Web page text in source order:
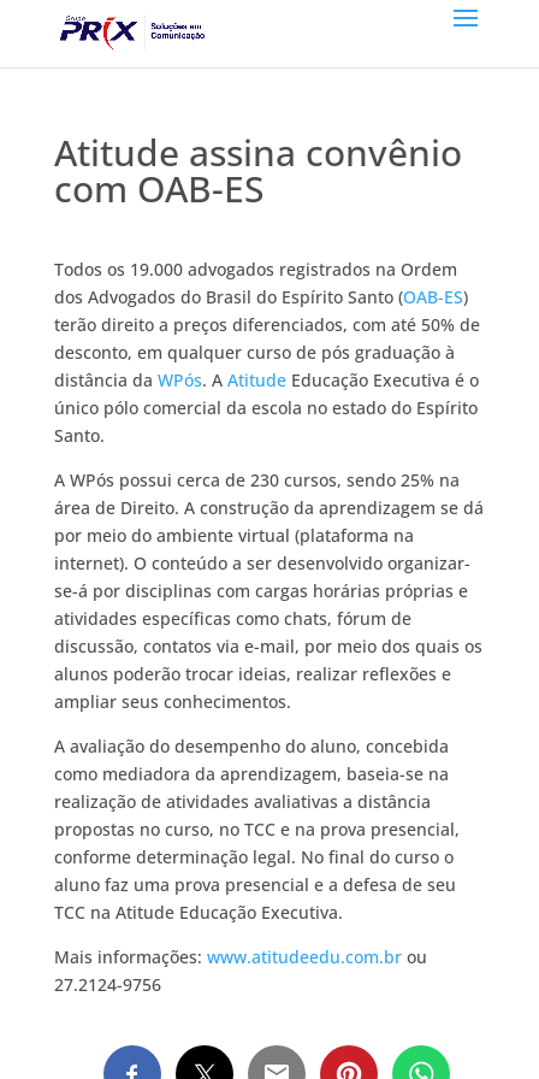
Atitude assina convênio
com OAB-ES
Todos os 19.000 advogados registrados na Ordem
dos Advogados do Brasil do Espírito Santo (OAB-ES)
terão direito a preços diferenciados, com até 50% de
desconto, em qualquer curso de pós graduação à
distância da WPós. A AtitudeEducação Executiva é o
único pólo comercial da escola no estado do Espírito
Santo.
A WPós possui cerca de 230 cursos, sendo 25% na
área de Direito. A construção da aprendizagem se dá
por meio do ambiente virtual (plataforma na
internet). O conteúdo a ser desenvolvido organizar-
se-á por disciplinas com cargas horárias próprias e
atividades específicas como chats, fórum de
discussão, contatos via e-mail, por meio dos quais os
alunos poderão trocar ideias, realizar reflexões e
ampliar seus conhecimentos.
A avaliação do desempenho do aluno, concebida
como mediadora da aprendizagem, baseia-se na
realização de atividades avaliativas a distância
propostas no curso, no TCC e na prova presencial,
conforme determinação legal. No final do curso o
aluno faz uma prova presencial e a defesa de seu
TCC na Atitude Educação Executiva.
Mais informações: www.atitudeedu.com.br ou
27.2124-9756